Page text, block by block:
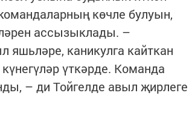
көчле булуын,
ассызыклады. –
каникулга кайткан
үткәрде. Команда
– ди Тойгелде авыл җирлеге